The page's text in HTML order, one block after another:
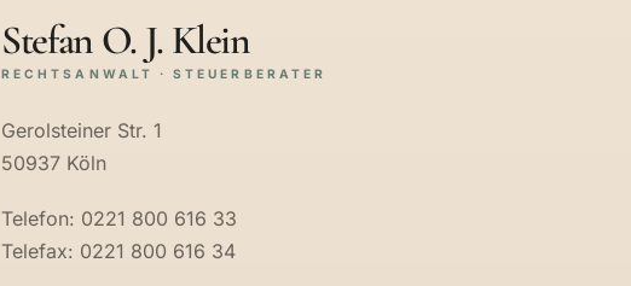
Stefan O. J. Klein
RECHTSANWALT · STEUERBERATER
Gerolsteiner Str. 1
50937 Köln
Telefon: 0221 800 616 33
Telefax: 0221 800 616 34